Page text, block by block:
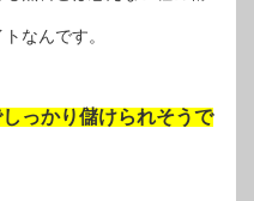
なんです。
っかり儲けられそうで